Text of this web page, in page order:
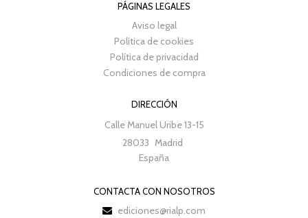
PÁGINAS LEGALES
Aviso legal
Política de cookies
Política de privacidad
Condiciones de compra
DIRECCIÓN
Calle Manuel Uribe 13-15
28033 Madrid
España
CONTACTA CON NOSOTROS
ediciones@rialp.com